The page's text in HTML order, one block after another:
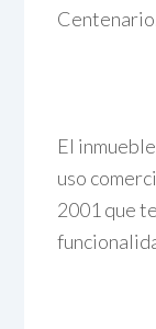
El
uso
2001 que